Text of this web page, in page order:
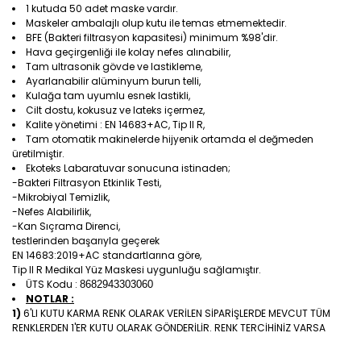
1 kutuda 50 adet maske vardır.
Maskeler ambalajlı olup kutu ile temas etmemektedir.
BFE (Bakteri filtrasyon kapasitesi) minimum %98'dir.
Hava geçirgenliği ile kolay nefes alınabilir,
Tam ultrasonik gövde ve lastikleme,
Ayarlanabilir alüminyum burun telli,
Kulağa tam uyumlu esnek lastikli,
Cilt dostu, kokusuz ve lateks içermez,
Kalite yönetimi : EN 14683+AC, Tip II R,
Tam otomatik makinelerde hijyenik ortamda el değmeden
üretilmiştir.
Ekoteks Labaratuvar sonucuna istinaden;
-Bakteri Filtrasyon Etkinlik Testi,
-Mikrobiyal Temizlik,
-Nefes Alabilirlik,
-Kan Sıçrama Direnci,
testlerinden başarıyla geçerek
EN 14683:2019+AC standartlarına göre,
Tip II R Medikal Yüz Maskesi uygunluğu sağlamıştır.
ÜTS Kodu : 8682943303060
NOTLAR :
1) 6'LI KUTU KARMA RENK OLARAK VERİLEN SİPARİŞLERDE MEVCUT TÜM
RENKLERDEN 1'ER KUTU OLARAK GÖNDERİLİR. RENK TERCİHİNİZ VARSA